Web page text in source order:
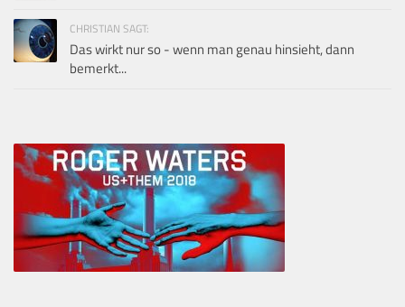
CHRISTIAN SAGT:
Das wirkt nur so - wenn man genau hinsieht, dann
bemerkt...